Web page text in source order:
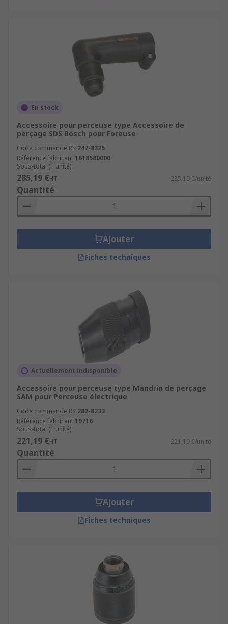
En stock
Accessoire pour perceuse type Accessoire de
perçage SDS Bosch pour Foreuse
Code commande RS 247-8325
Référence fabricant 1618580000
Sous-total (1 unité)
285,19 €HT 285,19 €/unité
Quantité
Ajouter
Fiches techniques
Actuellement indisponible
Accessoire pour perceuse type Mandrin de perçage
SAM pour Perceuse électrique
Code commande RS 282-8233
Référence fabricant 19716
Sous-total (1 unité)
221,19 €HT 221,19 €/unité
Quantité
Ajouter
Fiches techniques